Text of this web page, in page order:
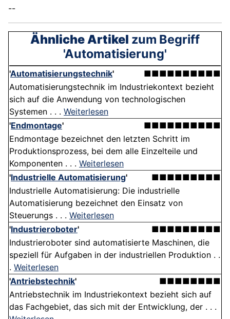
--
Ähnliche Artikel zum Begriff
'Automatisierung'
'Automatisierungstechnik'
■■■■■■■■■■
Automatisierungstechnik im Industriekontext bezieht
sich auf die Anwendung von technologischen
Systemen . . . Weiterlesen
'Endmontage'
■■■■■■■■■■
Endmontage bezeichnet den letzten Schritt im
Produktionsprozess, bei dem alle Einzelteile und
Komponenten . . . Weiterlesen
'Industrielle Automatisierung'
■■■■■■■■■
Industrielle Automatisierung: Die industrielle
Automatisierung bezeichnet den Einsatz von
Steuerungs . . . Weiterlesen
'Industrieroboter'
■■■■■■■■■
Industrieroboter sind automatisierte Maschinen, die
speziell für Aufgaben in der industriellen Produktion . .
. Weiterlesen
'Antriebstechnik'
■■■■■■■■
Antriebstechnik im Industriekontext bezieht sich auf
das Fachgebiet, das sich mit der Entwicklung, der . . .